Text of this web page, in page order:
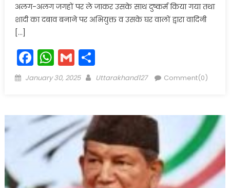
अलग-अलग जगहों पर ले जाकर उसके साथ दुष्कर्म किया गया तथा
शादी का दबाव बनाने पर अभियुक्त व उसके घर वालों द्वारा वादिनी
[…]
Facebook
WhatsApp
GmailShare
Posted
January 30, 2025 Author
Uttarakhand127 Comment(0)